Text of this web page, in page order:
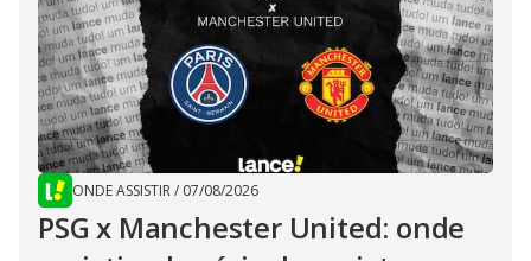
ONDE ASSISTIR/ 07/08/2026
PSG x Manchester United: onde